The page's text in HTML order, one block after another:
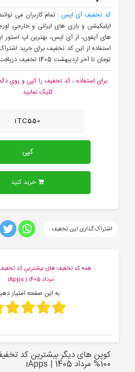
کد تخفیف آی اپس: تمام کاربران می
اپلیکیشن و بازی های ایرانی و خارجی
های آیفون، از آی اپس، بهترین اپ استور
تومان تا آخر اردیبهشت 1405 تخفیف دریافت نمایند.
برای استفاده ، کد تخفیف را کپی و روی
کلیک نمایید
iTC550
کپی
خرید کنید
اشتراک گذاری این تخفیف :
مرداد 1405 | iApps
به این صفحه امتیاز
کوپن های دیگر بیشترین کد
100% مرداد 1405 | iApps